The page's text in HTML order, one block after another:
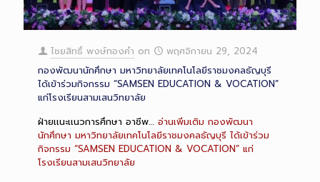
ไชยสิทธิ์ พงษ์ทองคำ on
พฤศจิกายน 29, 2024
กองพัฒนานักศึกษา มหาวิทยาลัยเทคโนโลยีราชมงคลธัญบุรี
ได้เข้าร่วมกิจกรรม “SAMSEN EDUCATION & VOCATION”
แก่โรงเรียนสามเสนวิทยาลัย
ฝ่ายเเนะเเนวการศึกษา อาชีพ… อ่านเพิ่มเติม กองพัฒนา
นักศึกษา มหาวิทยาลัยเทคโนโลยีราชมงคลธัญบุรี ได้เข้าร่วม
กิจกรรม “SAMSEN EDUCATION & VOCATION” แก่
โรงเรียนสามเสนวิทยาลัย